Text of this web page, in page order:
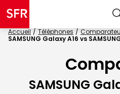
Accueil Téléphones
SAMSUNG Galaxy A16 vs
SAMSUNG